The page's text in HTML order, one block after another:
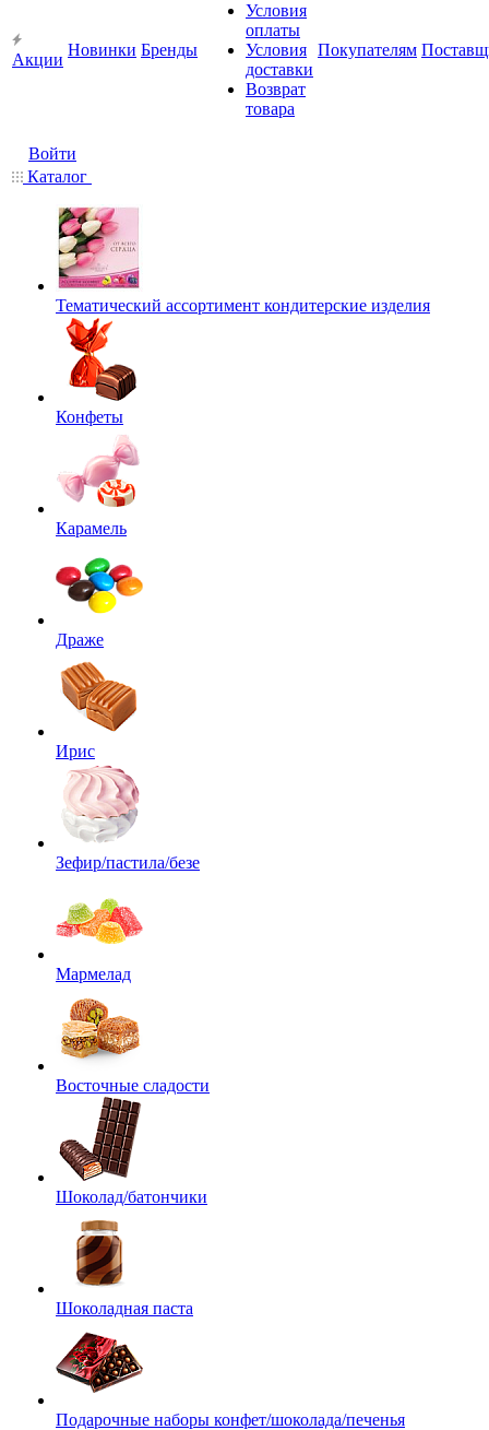
Акции
Новинки Бренды
Условия
оплаты
Условия
доставки
Возврат
товара
Покупателям
Войти
Каталог
Тематический ассортимент кондитерские изделия
Конфеты
Карамель
Драже
Ирис
Зефир/пастила/безе
Мармелад
Восточные сладости
Шоколад/батончики
Шоколадная паста
Подарочные наборы конфет/шоколада/печенья